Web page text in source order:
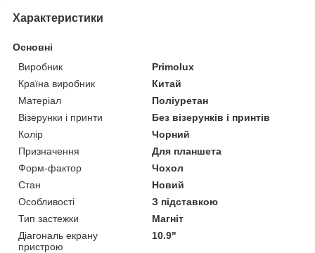
Характеристики
Основні
Виробник
Primolux
Країна виробник
Китай
Матеріал
Поліуретан
Візерунки і принти
Без візерунків і принтів
Колір
Чорний
Призначення
Для планшета
Форм-фактор
Чохол
Стан
Новий
Особливості
З підставкою
Тип застежки
Магніт
Діагональ екрану
пристрою
10.9"